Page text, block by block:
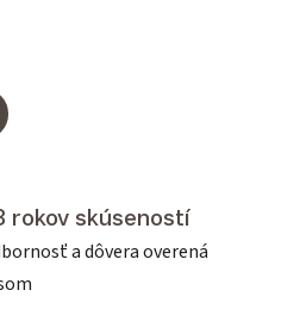
rokov skúseností
a dôvera overená